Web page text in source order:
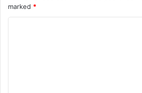
marked *